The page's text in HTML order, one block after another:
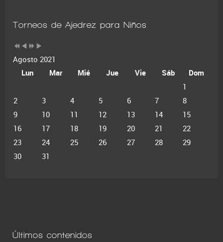
Torneos de Ajedrez para Niños
Agosto 2021
Lun
Mar Mié Jue Vie Sáb
Dom
1
2
3 4 5 6 7
8
9
10 11 12 13 14
15
16
17 18 19 20 21
22
23
24 25 26 27 28
29
30
31
Últimos contenidos